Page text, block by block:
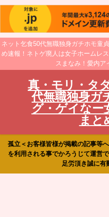
ネット乞食50代無職独身ガチホモ童
め速報！ネトゲ廃人は女子ホームレ
スまなみ！愛内ア
真・モリ・タ
代無職独身ガ
グ・ゲイなー
まと
孤立＜お客様皆様が掲載の記事等
を利用される事でかろうじて運営
足労頂き誠に有